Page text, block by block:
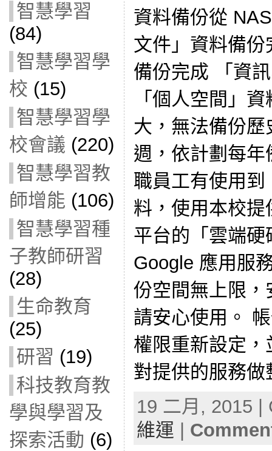
智慧學習
(84)
智慧學習學
校 (15)
智慧學習學
校會議 (220)
智慧學習教
師增能 (106)
智慧學習種
子教師研習
(28)
生命教育
(25)
研習 (19)
科技教育教
學與學習及
探索活動 (6)
資料備份從
文件」資料備
備份完成 「資
「個人空間」
大，無法備份
週，依計劃每
職員工有使用
料，使用本校
平台的「雲端
Google 應用服
份空間無上限
請安心使用。
權限重新設定
對提供的服務
19 二月, 2015
維運